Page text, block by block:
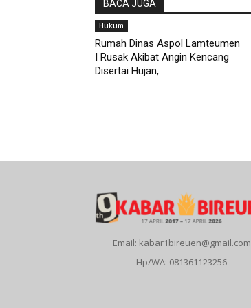
BACA JUGA
Hukum
Rumah Dinas Aspol Lamteumen
I Rusak Akibat Angin Kencang
Disertai Hujan,...
Email: kabar1bireuen@gmail.com
Hp/WA: 081361123256